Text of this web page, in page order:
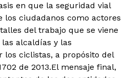
en que la seguridad vial
los ciudadanos como actores
del trabajo que se viene
alcaldías y las
los ciclistas, a propósito del
de 2013.El mensaje final,